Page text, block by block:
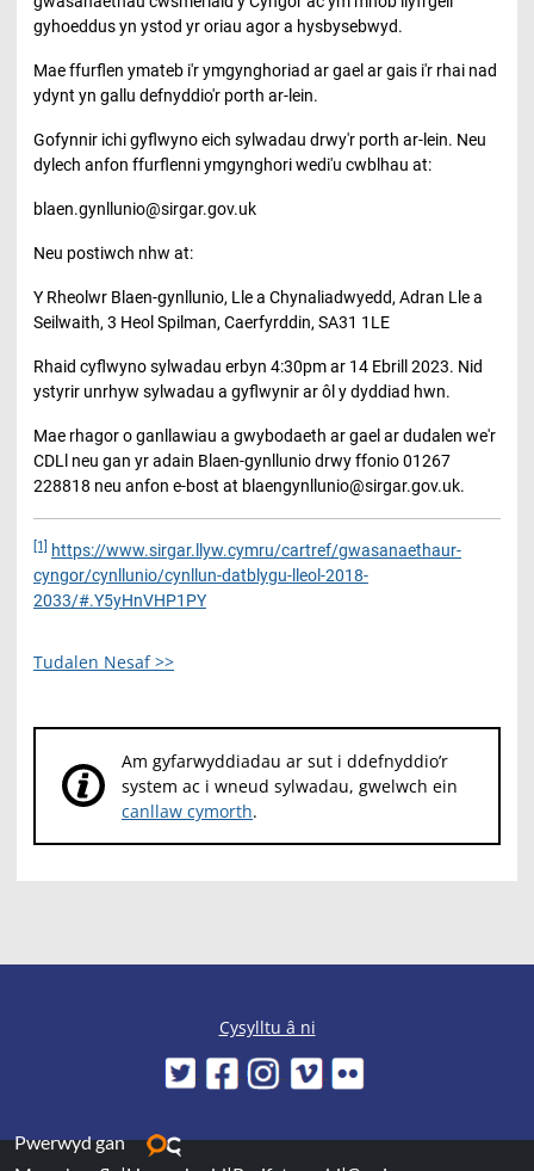
gyhoeddus yn ystod yr oriau agor a hysbysebwyd.
Mae ffurflen ymateb i'r ymgynghoriad ar gael ar gais i'r rhai nad
ydynt yn gallu defnyddio'r porth ar-lein.
Gofynnir ichi gyflwyno eich sylwadau drwy'r porth ar-lein. Neu
dylech anfon ffurflenni ymgynghori wedi'u cwblhau at:
blaen.gynllunio@sirgar.gov.uk
Neu postiwch nhw at:
Y Rheolwr Blaen-gynllunio, Lle a Chynaliadwyedd, Adran Lle a
Seilwaith, 3 Heol Spilman, Caerfyrddin, SA31 1LE
Rhaid cyflwyno sylwadau erbyn 4:30pm ar 14 Ebrill 2023. Nid
ystyrir unrhyw sylwadau a gyflwynir ar ôl y dyddiad hwn.
Mae rhagor o ganllawiau a gwybodaeth ar gael ar dudalen we'r
CDLl neu gan yr adain Blaen-gynllunio drwy ffonio 01267
228818 neu anfon e-bost at blaengynllunio@sirgar.gov.uk.
[1] https://www.sirgar.llyw.cymru/cartref/gwasanaethaur-
cyngor/cynllunio/cynllun-datblygu-lleol-2018-
2033/#.Y5yHnVHP1PY
Tudalen Nesaf >>
Am gyfarwyddiadau ar sut i ddefnyddio’r
system ac i wneud sylwadau, gwelwch ein
canllaw cymorth.
Cysylltu â ni
Pwerwyd gan